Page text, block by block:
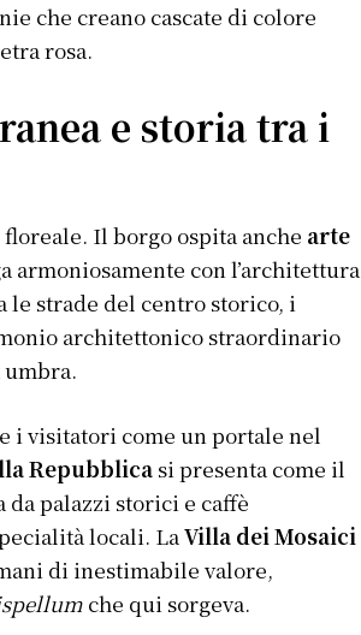
che creano cascate di colore
rosa.
e storia tra i
Il borgo ospita anche arte
armoniosamente con l’architettura
le strade del centro storico, i
architettonico straordinario
i visitatori come un portale nel
Repubblicasi presenta come il
palazzi storici e caffè
locali. LaVilla dei Mosaici
di inestimabile valore,
che qui sorgeva.